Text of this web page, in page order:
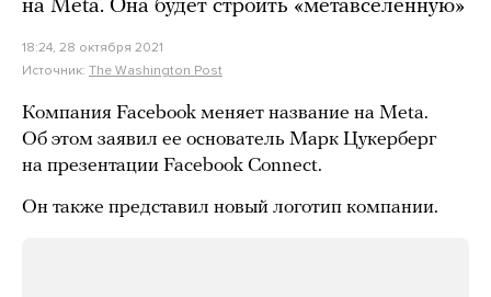
на Meta. Она будет строить «метавселенную»
18:24, 28 октября 2021
Источник: The Washington Post
Компания Facebook меняет название на Meta.
Об этом заявил ее основатель Марк Цукерберг
на презентации Facebook Connect.
Он также представил новый логотип компании.